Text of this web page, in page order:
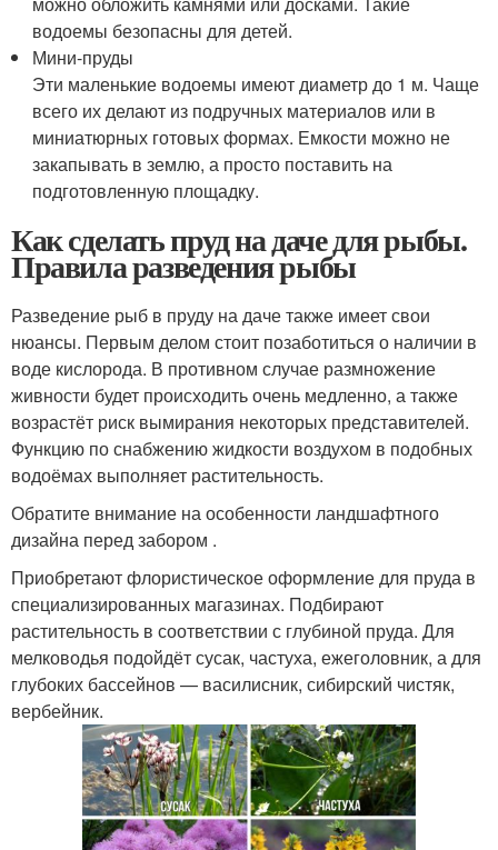
водоемы безопасны для детей.
Мини-пруды
Эти маленькие водоемы имеют диаметр до 1 м. Чаще
всего их делают из подручных материалов или в
миниатюрных готовых формах. Емкости можно не
закапывать в землю, а просто поставить на
подготовленную площадку.
Как сделать пруд на даче для рыбы.
Правила разведения рыбы
Разведение рыб в пруду на даче также имеет свои
нюансы. Первым делом стоит позаботиться о наличии в
воде кислорода. В противном случае размножение
живности будет происходить очень медленно, а также
возрастёт риск вымирания некоторых представителей.
Функцию по снабжению жидкости воздухом в подобных
водоёмах выполняет растительность.
Обратите внимание на особенности ландшафтного
дизайна перед забором .
Приобретают флористическое оформление для пруда в
специализированных магазинах. Подбирают
растительность в соответствии с глубиной пруда. Для
мелководья подойдёт сусак, частуха, ежеголовник, а для
глубоких бассейнов — василисник, сибирский чистяк,
вербейник.